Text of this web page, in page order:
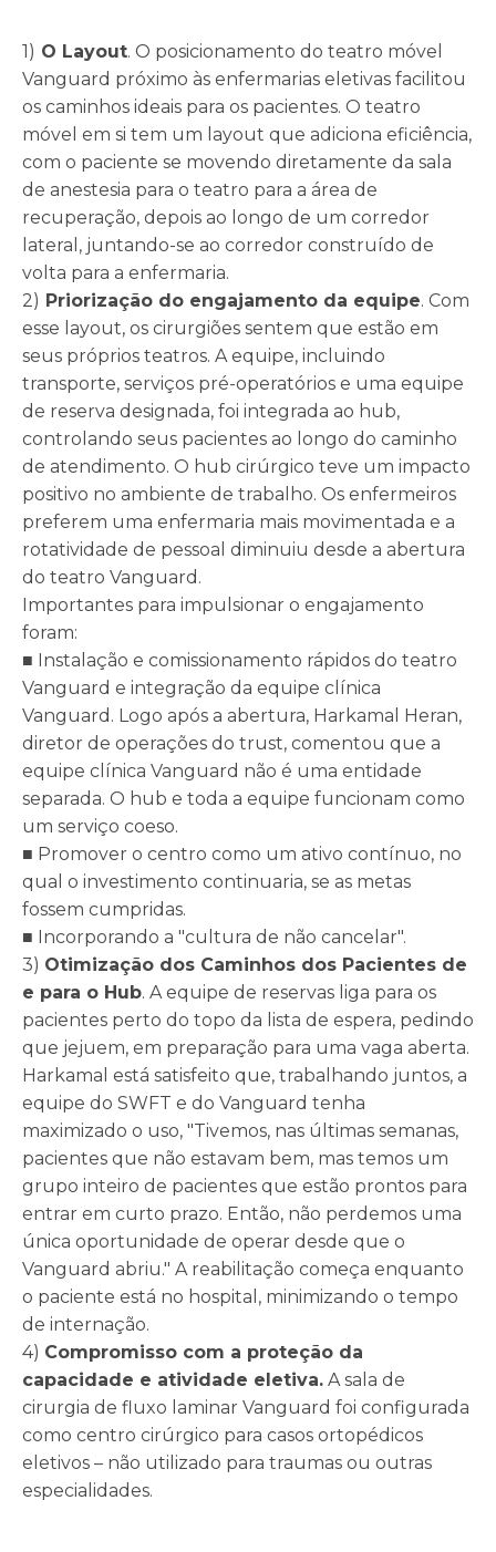
1) O Layout. O posicionamento do teatro móvel
Vanguard próximo às enfermarias eletivas facilitou
os caminhos ideais para os pacientes. O teatro
móvel em si tem um layout que adiciona eficiência,
com o paciente se movendo diretamente da sala
de anestesia para o teatro para a área de
recuperação, depois ao longo de um corredor
lateral, juntando-se ao corredor construído de
volta para a enfermaria.
2) Priorização do engajamento da equipe. Com
esse layout, os cirurgiões sentem que estão em
seus próprios teatros. A equipe, incluindo
transporte, serviços pré-operatórios e uma equipe
de reserva designada, foi integrada ao hub,
controlando seus pacientes ao longo do caminho
de atendimento. O hub cirúrgico teve um impacto
positivo no ambiente de trabalho. Os enfermeiros
preferem uma enfermaria mais movimentada e a
rotatividade de pessoal diminuiu desde a abertura
do teatro Vanguard.
Importantes para impulsionar o engajamento
foram:
■ Instalação e comissionamento rápidos do teatro
Vanguard e integração da equipe clínica
Vanguard. Logo após a abertura, Harkamal Heran,
diretor de operações do trust, comentou que a
equipe clínica Vanguard não é uma entidade
separada. O hub e toda a equipe funcionam como
um serviço coeso.
■ Promover o centro como um ativo contínuo, no
qual o investimento continuaria, se as metas
fossem cumpridas.
■ Incorporando a "cultura de não cancelar".
3) Otimização dos Caminhos dos Pacientes de
e para o Hub. A equipe de reservas liga para os
pacientes perto do topo da lista de espera, pedindo
que jejuem, em preparação para uma vaga aberta.
Harkamal está satisfeito que, trabalhando juntos, a
equipe do SWFT e do Vanguard tenha
maximizado o uso, "Tivemos, nas últimas semanas,
pacientes que não estavam bem, mas temos um
grupo inteiro de pacientes que estão prontos para
entrar em curto prazo. Então, não perdemos uma
única oportunidade de operar desde que o
Vanguard abriu." A reabilitação começa enquanto
o paciente está no hospital, minimizando o tempo
de internação.
4) Compromisso com a proteção da
capacidade e atividade eletiva. A sala de
cirurgia de fluxo laminar Vanguard foi configurada
como centro cirúrgico para casos ortopédicos
eletivos – não utilizado para traumas ou outras
especialidades.